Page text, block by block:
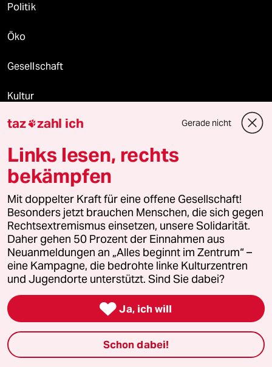
Politik
Öko
Gesellschaft
Kultur
Sport
Berlin
Nord
Wahrheit
Themen
Hitze
Surfen
taz zahl ich Gerade nicht
Links lesen, rechts
bekämpfen
Mit doppelter Kraft für eine offene Gesellschaft!
Besonders jetzt brauchen Menschen, die sich gegen
Rechtsextremismus einsetzen, unsere Solidarität.
Daher gehen 50 Prozent der Einnahmen aus
Neuanmeldungen an „Alles beginnt im Zentrum“ –
eine Kampagne, die bedrohte linke Kulturzentren
und Jugendorte unterstützt. Sind Sie dabei?
 Ja, ich will
Schon dabei!